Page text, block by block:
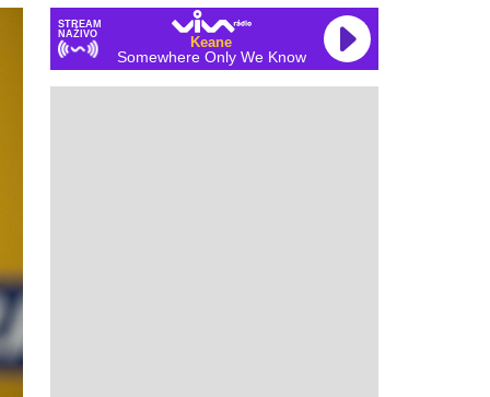
STREAM
NAŽIVO
Keane
Somewhere Only We Know